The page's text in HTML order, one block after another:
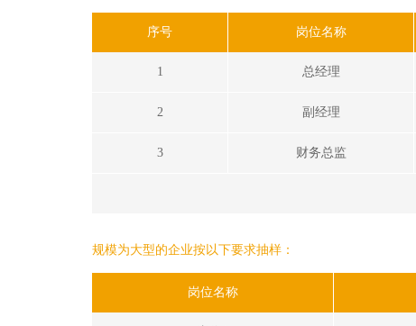
序号 岗位名称
1 总经理
2 副经理
3 财务总监
规模为大型的企业按以下要求抽样：
岗位名称